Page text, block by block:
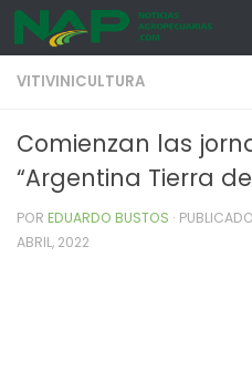
Skip to content
VITIVINICULTURA
Comienzan las
“Argentina Tierra
POR EDUARDO BUSTOS · PUBLICADO
ABRIL, 2022